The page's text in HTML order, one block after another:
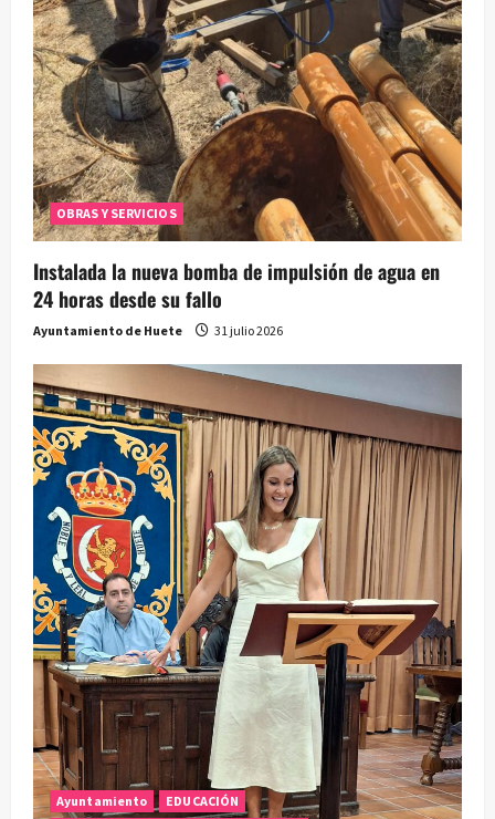
a
s
OBRAS Y SERVICIOS
Instalada la nueva bomba de impulsión de agua en
24 horas desde su fallo
Ayuntamiento de Huete 31 julio 2026
Ayuntamiento
EDUCACIÓN